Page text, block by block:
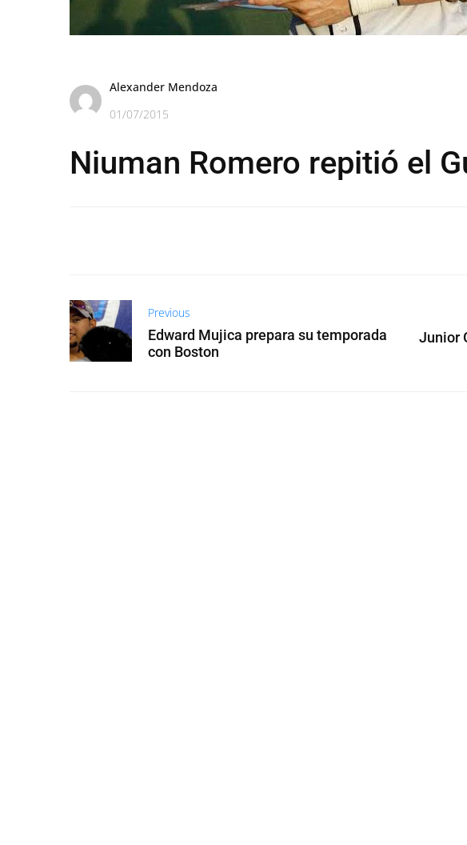
Alexander Mendoza
01/07/2015
Niuman Romero repitió el
Previous
Edward Mujica prepara su temporada
con Boston
Junior